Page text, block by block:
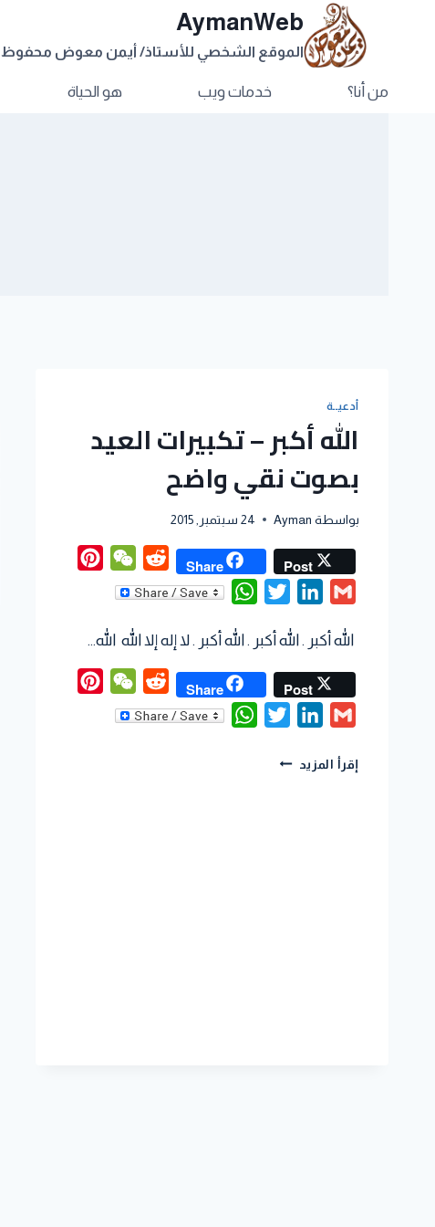
AymanWeb
الموقع الشخصي للأستاذ/ أيمن معوض محفوظ
من أنا؟ خدمات ويب هو الحياة
أدعيــة
الله أكبر – تكبيرات العيد
بصوت نقي واضح
بواسطة Ayman 24 سبتمبر, 2015
Post
Share
Reddit
WeChat
Gmail
LinkedIn
Twitter
WhatsApp
الله أكبر . الله أكبر . الله أكبر . لا إله إلا الله الله…
Post
Share
Reddit
WeChat
Gmail
LinkedIn
Twitter
WhatsApp
إقرأ المزيد